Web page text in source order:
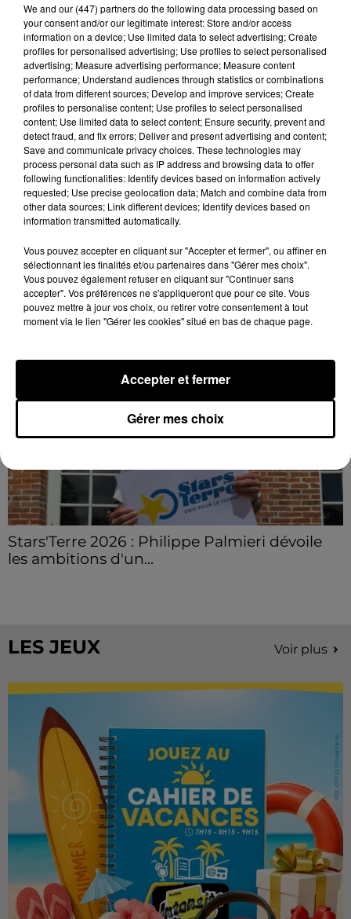
Coupe de France : les basketteurs chartrains
connaissent la...
Centre à l'occasion des 32es de finale de la Coupe de
France.
LE GRAND FORMAT Voir plus
Stars'Terre 2026 : Philippe Palmieri dévoile
les ambitions d'un...
LES JEUX Voir plus
We and our (447) partnersdo the following data processing based on
your consent and/or our legitimate interest: Store and/or access
information on a device; Use limited data to select advertising; Create
profiles for personalised advertising; Use profiles to select personalised
advertising; Measure advertising performance; Measure content
performance; Understand audiences through statistics or combinations
of data from different sources; Develop and improve services; Create
profiles to personalise content; Use profiles to select personalised
content; Use limited data to select content; Ensure security, prevent and
detect fraud, and fix errors; Deliver and present advertising and content;
Save and communicate privacy choices. These technologies may
process personal data such as IP address and browsing data to offer
following functionalities: Identify devices based on information actively
requested; Use precise geolocation data; Match and combine data from
other data sources; Link different devices; Identify devices based on
information transmitted automatically.
Vous pouvez accepter en cliquant sur "Accepter et fermer", ou affiner en
sélectionnant les finalités et/ou partenaires dans "Gérer mes choix".
Vous pouvez également refuser en cliquant sur "Continuer sans
accepter". Vos préférences ne s'appliqueront que pour ce site. Vous
pouvez mettre à jour vos choix, ou retirer votre consentement à tout
moment via le lien "Gérer les cookies" situé en bas de chaque page.
Gérer mes choix
Accepter et fermer